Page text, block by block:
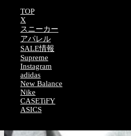
TOP
X
スニーカー
アパレル
SALE情報
Supreme
Instagram
adidas
New Balance
Nike
CASETiFY
ASICS
100年以上続くCarharttのコア製品の
応させアレンジし、洗練されたデザ
たプロダクトを提供し続けている
ションが登場。どのアイテムも「
ントによる「KIYONAGA&CO.」ロ
遊び心のあるカプセルコレクション